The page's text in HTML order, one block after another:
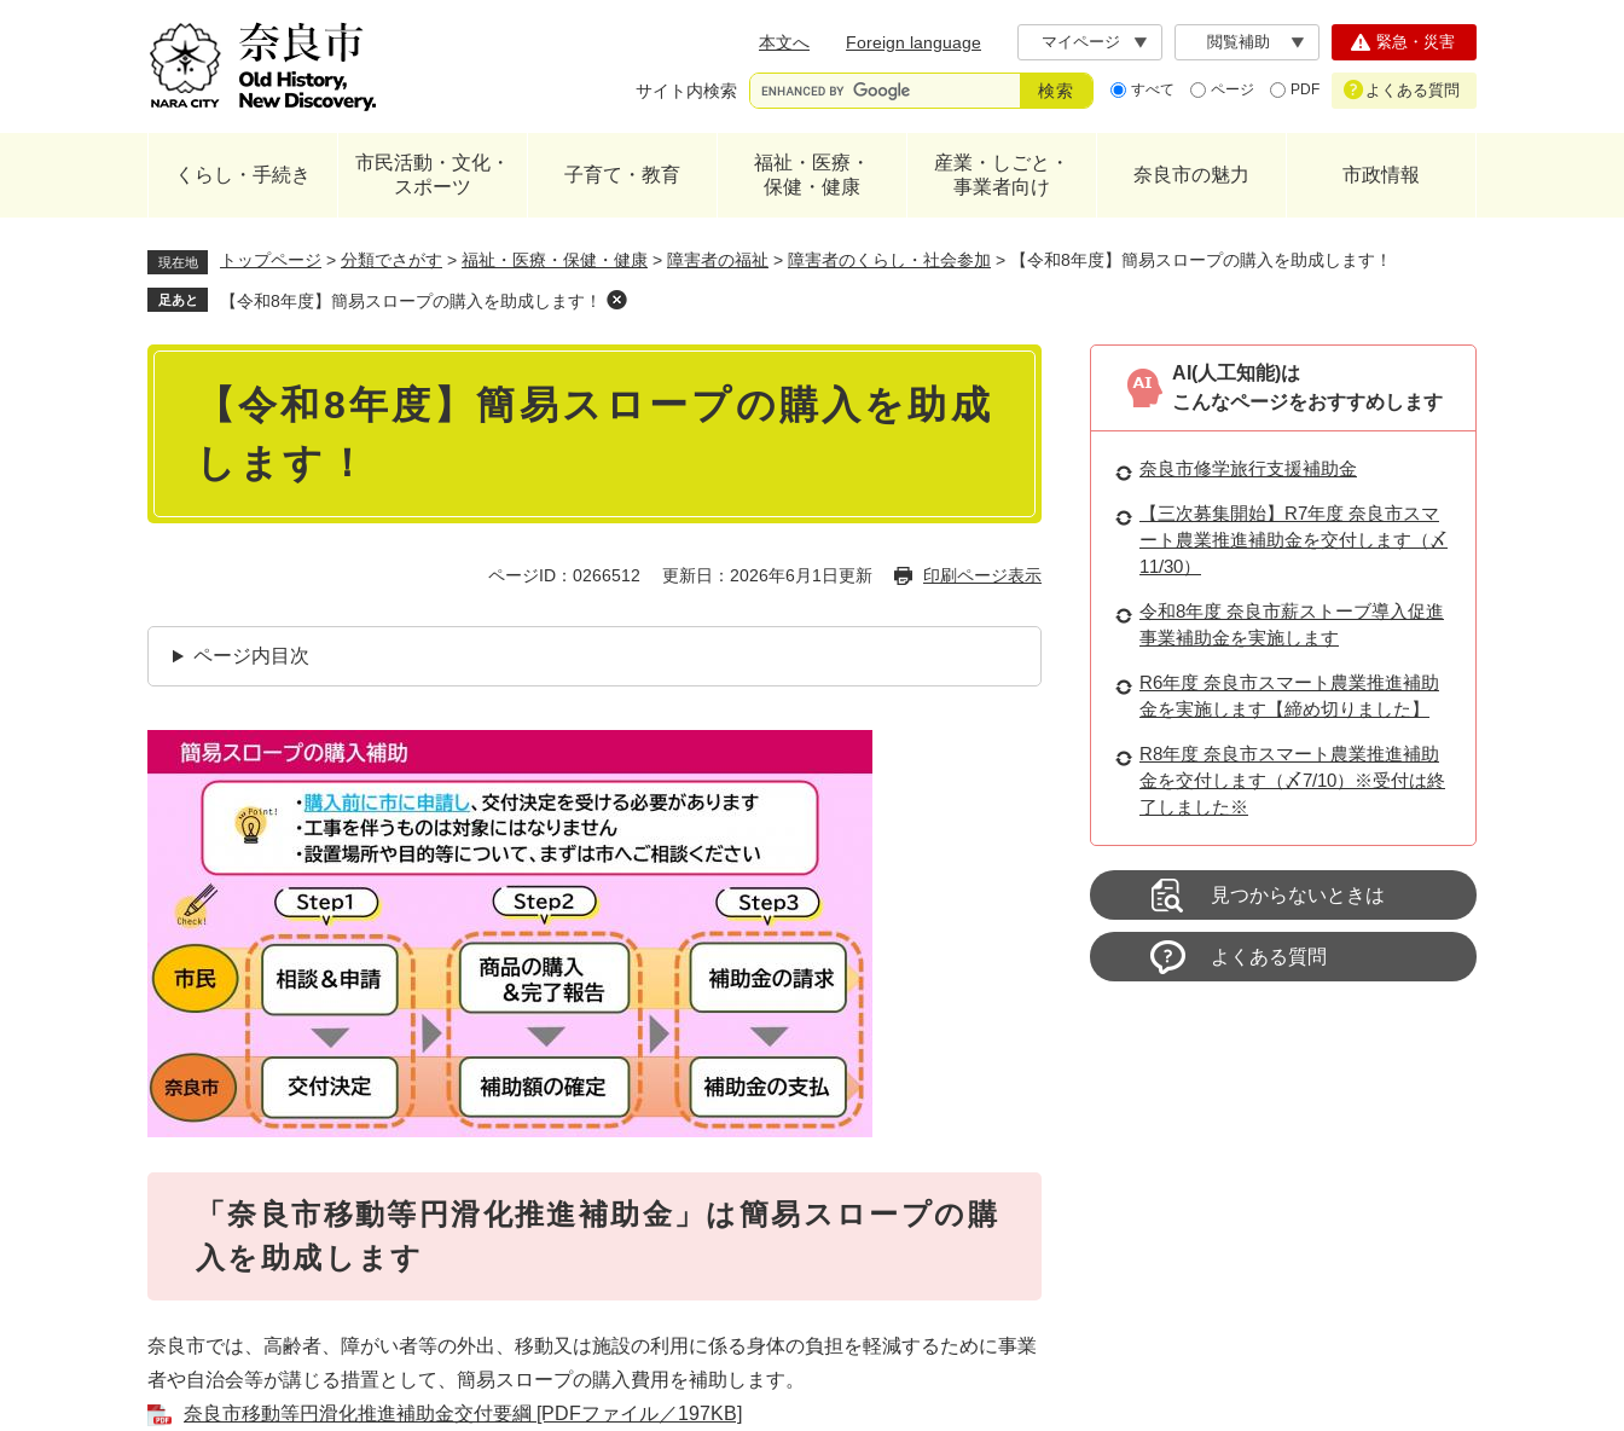
本文へ
Foreign language マイページ 閲覧補助
サイト内検索 すべて ページ PDF
緊急・災害
よくある質問
くらし・手続き
市民活動・文化・
スポーツ
子育て・教育
福祉・医療・
保健・健康
産業・しごと・
事業者向け
奈良市の魅力 市政情報
現在地 トップページ > 分類でさがす > 福祉・医療・保健・健康 > 障害者の福祉 > 障害者のくらし・社会参加 > 【令和8年度】簡易スロープの購入を助成します！
足あと 【令和8年度】簡易スロープの購入を助成します！
本
【令和8年度】簡易スロープの購入を助成
します！
ページID：0266512 更新日：2026年6月1日更新 印刷ページ表示
ページ内目次
「奈良市移動等円滑化推進補助金」は簡易スロープの購
入を助成します
奈良市では、高齢者、障がい者等の外出、移動又は施設の利用に係る身体の負担を軽減するために事業
者や自治会等が講じる措置として、簡易スロープの購入費用を補助します。
奈良市移動等円滑化推進補助金交付要綱 [PDFファイル／197KB]
AI(人工知能)は
こんなページをおすすめします
奈良市修学旅行支援補助金
【三次募集開始】R7年度 奈良市スマ
ート農業推進補助金を交付します（〆
11/30）
令和8年度 奈良市薪ストーブ導入促進
事業補助金を実施します
R6年度 奈良市スマート農業推進補助
金を実施します【締め切りました】
R8年度 奈良市スマート農業推進補助
金を交付します（〆7/10）※受付は終
了しました※
見つからないときは
よくある質問